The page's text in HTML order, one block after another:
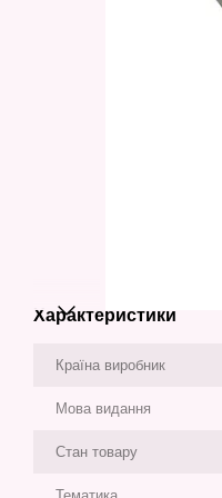
Характеристики
Країна виробник
Мова видання
Стан товару